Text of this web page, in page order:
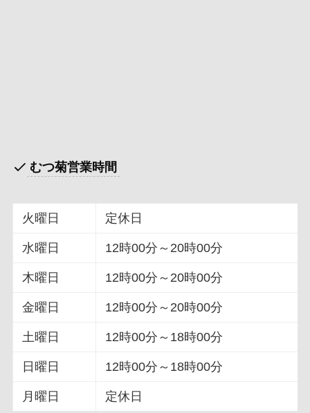
むつ菊営業時間
火曜日 定休日
水曜日 12時00分～20時00分
木曜日 12時00分～20時00分
金曜日 12時00分～20時00分
土曜日 12時00分～18時00分
日曜日 12時00分～18時00分
月曜日 定休日